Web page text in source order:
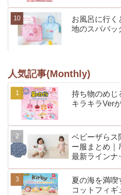
お風呂に行く
地のスパバッ
人気記事(Monthly)
持ち物のめじ
キラキラVer
ベビーザら
ー服まとめ｜
最新ラインナ
夏の海を満喫
コットフィギ